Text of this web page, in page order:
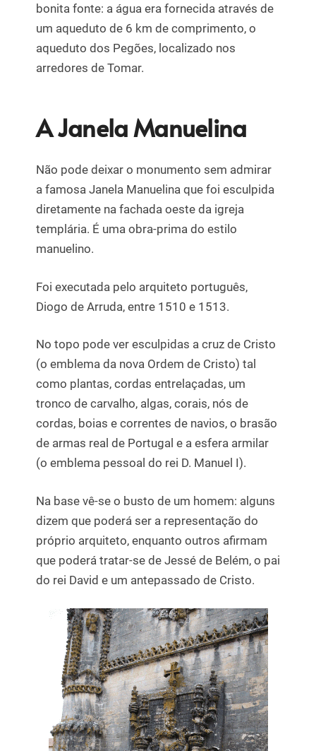
bonita fonte: a água era fornecida através de
um aqueduto de 6 km de comprimento, o
aqueduto dos Pegões, localizado nos
arredores de Tomar.
A Janela Manuelina
Não pode deixar o monumento sem admirar
a famosa Janela Manuelina que foi esculpida
diretamente na fachada oeste da igreja
templária. É uma obra-prima do estilo
manuelino.
Foi executada pelo arquiteto português,
Diogo de Arruda, entre 1510 e 1513.
No topo pode ver esculpidas a cruz de Cristo
(o emblema da nova Ordem de Cristo) tal
como plantas, cordas entrelaçadas, um
tronco de carvalho, algas, corais, nós de
cordas, boias e correntes de navios, o brasão
de armas real de Portugal e a esfera armilar
(o emblema pessoal do rei D. Manuel I).
Na base vê-se o busto de um homem: alguns
dizem que poderá ser a representação do
próprio arquiteto, enquanto outros afirmam
que poderá tratar-se de Jessé de Belém, o pai
do rei David e um antepassado de Cristo.